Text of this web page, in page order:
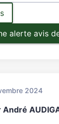
alerte avis
2024